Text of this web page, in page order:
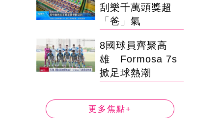
刮樂千萬頭獎超
「爸」氣
8國球員齊聚高
雄 Formosa 7s
掀足球熱潮
更多焦點+